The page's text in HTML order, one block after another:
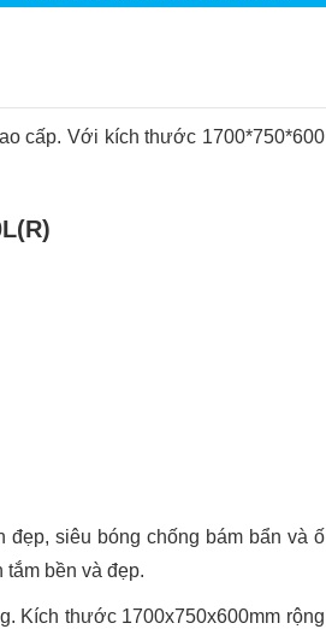
cấp. Với kích thước 1700*750*600
siêu bóng chống bám bẩn và ố
tắm bền và đẹp.
Kích thước 1700x750x600mm rộng